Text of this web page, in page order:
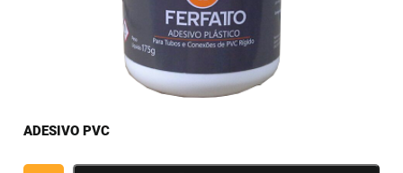
ADESIVO PVC